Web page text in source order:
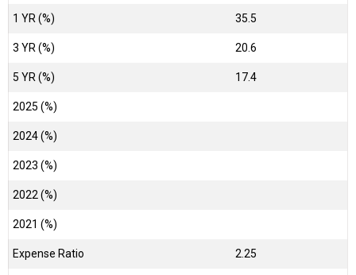
1 YR (%) 35.5
3 YR (%) 20.6
5 YR (%) 17.4
2025 (%)
2024 (%)
2023 (%)
2022 (%)
2021 (%)
Expense Ratio 2.25